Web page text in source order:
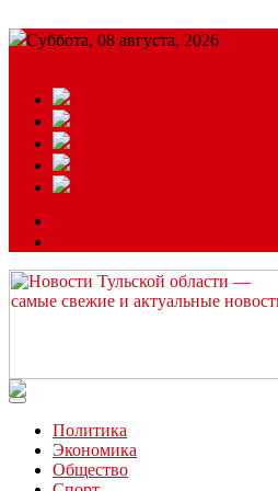
Суббота, 08 августа, 2026
Читайте последние новости дня в
Политика
Экономика
Общество